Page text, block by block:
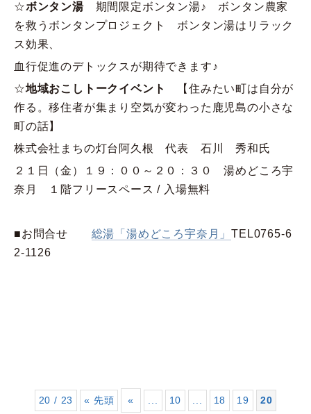
☆ボンタン湯 期間限定ボンタン湯♪ ボンタン農家
を救うボンタンプロジェクト ボンタン湯はリラック
ス効果、
血行促進のデトックスが期待できます♪
☆地域おこしトークイベント
【住みたい町は自分が
作る。移住者が集まり空気が変わった鹿児島の小さな
町の話】
株式会社まちの灯台阿久根 代表 石川 秀和氏
２１日（金）１９：００～２０：３０ 湯めどころ宇
奈月 １階フリースペース / 入場無料
■お問合せ 総湯「湯めどころ宇奈月」TEL0765-6
2-1126
20 / 23 « 先頭 « 10 18 19 20